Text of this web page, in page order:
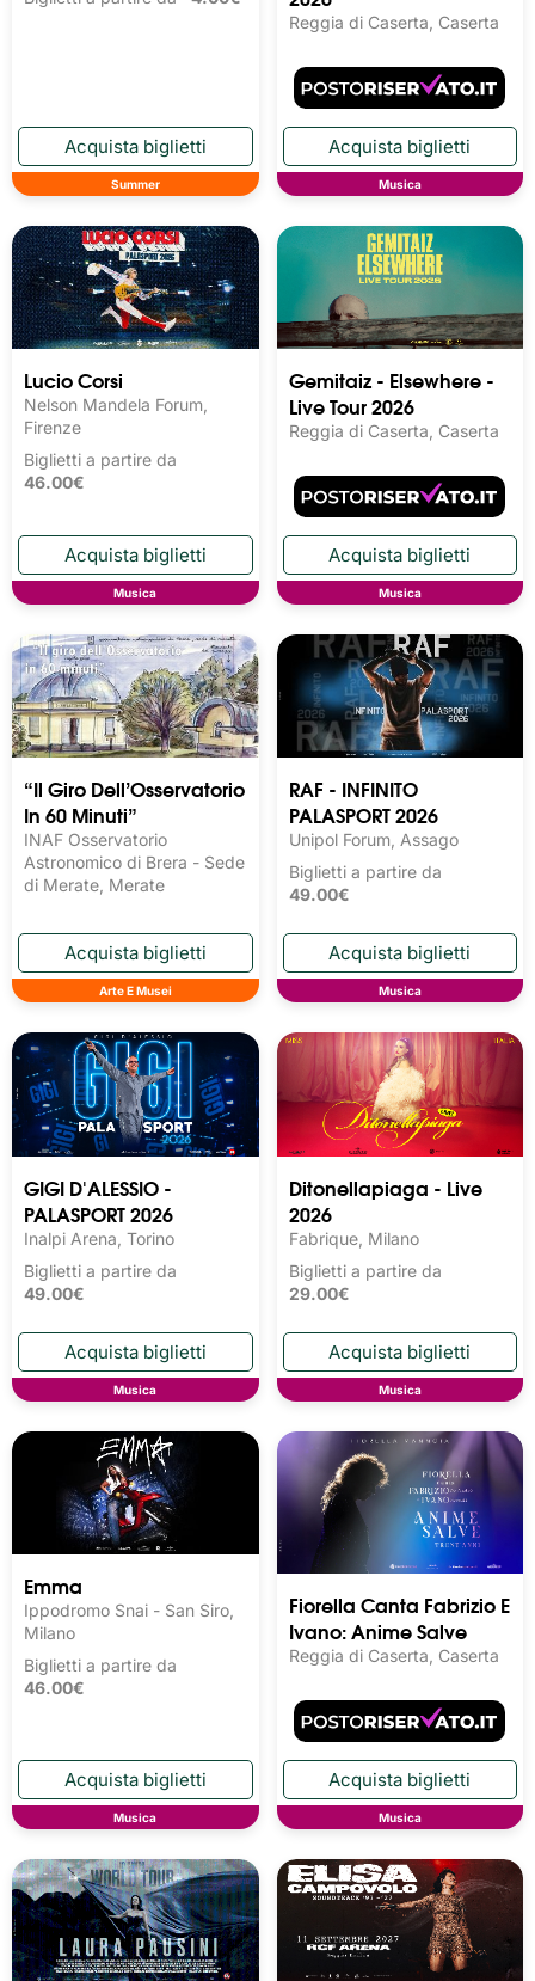
Summer
Reggia di Caserta, Caserta
Musica
Lucio Corsi
Nelson Mandela Forum,
Firenze
Biglietti a partire da
46.00€
Musica
Gemitaiz - Elsewhere -
Live Tour 2026
Reggia di Caserta, Caserta
Musica
“Il Giro Dell’Osservatorio
In 60 Minuti”
INAF Osservatorio
Astronomico di Brera - Sede
di Merate, Merate
Arte E Musei
RAF - INFINITO
PALASPORT 2026
Unipol Forum, Assago
Biglietti a partire da
49.00€
Musica
GIGI D'ALESSIO -
PALASPORT 2026
Inalpi Arena, Torino
Biglietti a partire da
49.00€
Musica
Ditonellapiaga - Live
2026
Fabrique, Milano
Biglietti a partire da
29.00€
Musica
Emma
Ippodromo Snai - San Siro,
Milano
Biglietti a partire da
46.00€
Musica
Fiorella Canta Fabrizio E
Ivano: Anime Salve
Reggia di Caserta, Caserta
Musica